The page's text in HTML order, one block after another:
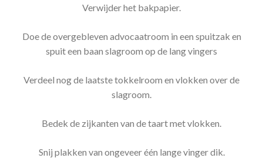
Verwijder het bakpapier.
Doe de overgebleven advocaatroom in een spuitzak en
spuit een baan slagroom op de lang vingers
Verdeel nog de laatste tokkelroom en vlokken over de
slagroom.
Bedek de zijkanten van de taart met vlokken.
Snij plakken van ongeveer één lange vinger dik.